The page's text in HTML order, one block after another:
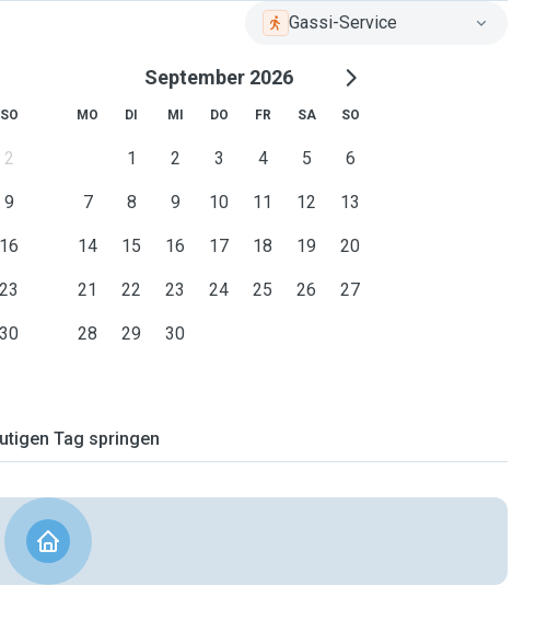
Gassi-Service
SO
2
9
16
23
30
September 2026
MO DI MI DO FR SA SO
1 2 3 4 5 6
7 8 9 10 11 12 13
14 15 16 17 18 19 20
21 22 23 24 25 26 27
28 29 30
Tag springen